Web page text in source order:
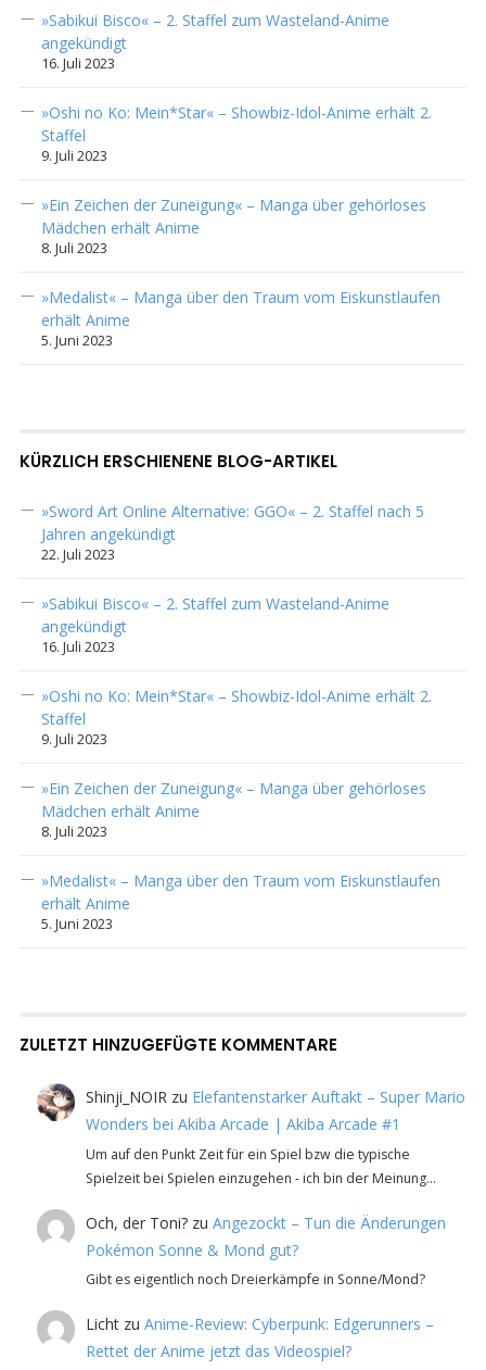
»Sabikui Bisco« – 2. Staffel zum Wasteland-Anime
angekündigt
16. Juli 2023
»Oshi no Ko: Mein*Star« – Showbiz-Idol-Anime erhält 2.
Staffel
9. Juli 2023
»Ein Zeichen der Zuneigung« – Manga über gehörloses
Mädchen erhält Anime
8. Juli 2023
»Medalist« – Manga über den Traum vom Eiskunstlaufen
erhält Anime
5. Juni 2023
KÜRZLICH ERSCHIENENE BLOG-ARTIKEL
»Sword Art Online Alternative: GGO« – 2. Staffel nach 5
Jahren angekündigt
22. Juli 2023
»Sabikui Bisco« – 2. Staffel zum Wasteland-Anime
angekündigt
16. Juli 2023
»Oshi no Ko: Mein*Star« – Showbiz-Idol-Anime erhält 2.
Staffel
9. Juli 2023
»Ein Zeichen der Zuneigung« – Manga über gehörloses
Mädchen erhält Anime
8. Juli 2023
»Medalist« – Manga über den Traum vom Eiskunstlaufen
erhält Anime
5. Juni 2023
ZULETZT HINZUGEFÜGTE KOMMENTARE
Shinji_NOIR zu Elefantenstarker Auftakt – Super Mario
Wonders bei Akiba Arcade | Akiba Arcade #1
Um auf den Punkt Zeit für ein Spiel bzw die typische
Spielzeit bei Spielen einzugehen - ich bin der Meinung…
Och, der Toni? zuAngezockt – Tun die Änderungen
Pokémon Sonne & Mond gut?
Gibt es eigentlich noch Dreierkämpfe in Sonne/Mond?
Licht zuAnime-Review: Cyberpunk: Edgerunners –
Rettet der Anime jetzt das Videospiel?